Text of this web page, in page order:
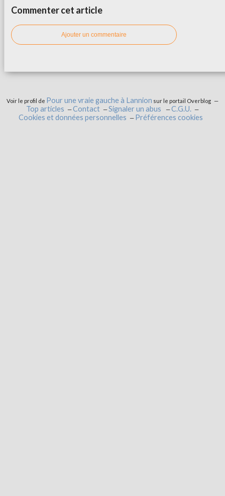
Commenter cet article
Ajouter un commentaire
Voir le profil de Pour une vraie gauche à Lannion sur le portail Overblog
Top articles Contact Signaler un abus
C.G.U.
Cookies et données personnelles
Préférences cookies